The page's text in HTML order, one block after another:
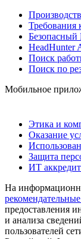
Безопасный
HeadHunter
Поиск
Поиск по
Мобильное
Этика и
Оказание
Защита
ИТ
На
предоставления
и анализа
пользователей